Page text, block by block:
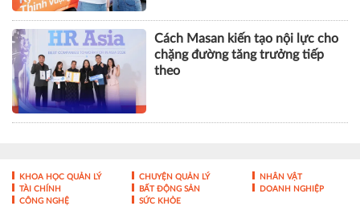
KHOA HỌC QUẢN LÝ CHUYỆN QUẢN LÝ
TÀI CHÍNH
CÔNG NGHỆ
Tạp chí điện tử Nhà Quản Lý - ISSN 1859- 0772